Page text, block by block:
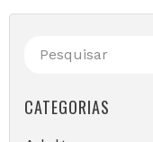
CATEGORIAS